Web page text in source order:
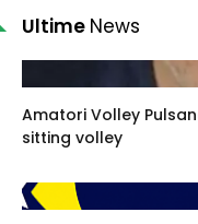
Ultime News
Amatori Volley
sitting volley